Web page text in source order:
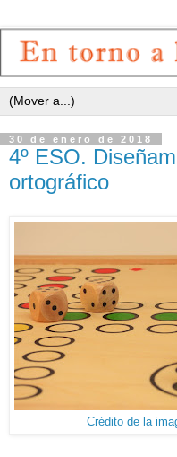
30 de enero de 2018
4º ESO.
ortográfico
Crédito de la